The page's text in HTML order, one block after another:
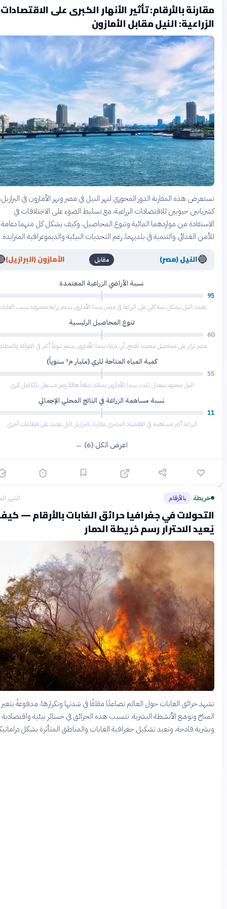
بالأرقام: تأثير الأنهار الكبرى على الاقتصادات
النيل مقابل الأمازون
هذه المقارنة الدور المحوري لنهر النيل في مصر ونهر الأمازون في البرازيل،
حيويين للاقتصادات الزراعية، مع تسليط الضوء على الاختلافات في
من مواردهما المائية وتنوع المحاصيل، وكيف يشكل كل منهما دعامة
الغذائي والتنمية في بلديهما، رغم التحديات البيئية والديموغرافية المتزايدة.
النيل (مصر) مقابل الأمازون (البرازيل)🔴
نسبة الأراضي الزراعية المعتمدة
يعتمد النيل بشكل شبه كلي على الزراعة في مصر، بينما الأمازون يدعم زراعة محدودة بسبب الغابات.
تنوع المحاصيل الرئيسية
مصر تركز على محاصيل محددة (قمح، أرز، ذرة)، بينما الأمازون يدعم تنوعاً أكبر في الفواكه والمطاط.
كمية المياه المتاحة للري (مليار م³ سنوياً)
النيل محدود بمعدل ثابت، بينما الأمازون يمتلك تدفقاً هائلاً وغير مستغل بالكامل للري.
نسبة مساهمة الزراعة في الناتج المحلي الإجمالي
الزراعة أكثر مساهمة في الاقتصاد المصري مقارنة بالبرازيل التي تعتمد على قطاعات أخرى.
اعرض الكل (6) ←
› بالأرقام الشهر الماضي
في جغرافيا حرائق الغابات بالأرقام — كيف
الاحترار رسم خريطة الدمار
حرائق الغابات حول العالم تصاعدًا مقلقًا في شدتها وتكرارها، مدفوعةً بتغير
وتوسّع الأنشطة البشرية. تتسبب هذه الحرائق في خسائر بيئية واقتصادية
فادحة، وتعيد تشكيل جغرافية الغابات والمناطق المتأثرة بشكل دراماتيكي.